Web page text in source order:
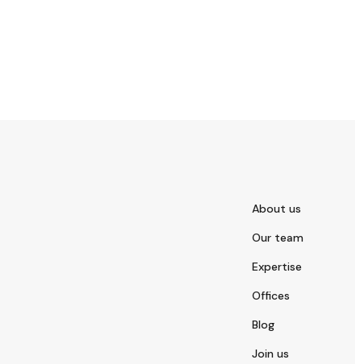
About us
Our team
Expertise
Offices
Blog
Join us